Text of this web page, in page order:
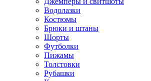
Водолазки
Костюмы
Брюки и штаны
Шорты
Футболки
Пижамы
Толстовки
Рубашки